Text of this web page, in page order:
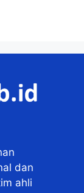
dan
ahli